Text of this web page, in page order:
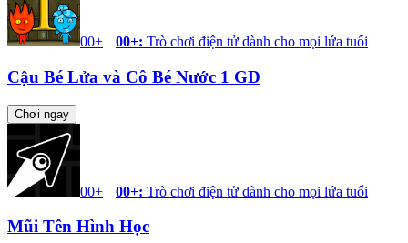
00+ 00+: Trò chơi điện tử dành cho mọi lứa tuổi
Cậu Bé Lửa và Cô Bé Nước 1 GD
Chơi ngay
00+ 00+: Trò chơi điện tử dành cho mọi lứa tuổi
Mũi Tên Hình Học